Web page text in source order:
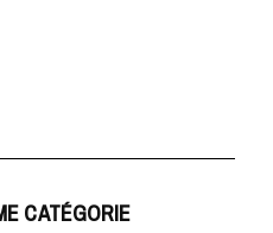
CATÉGORIE